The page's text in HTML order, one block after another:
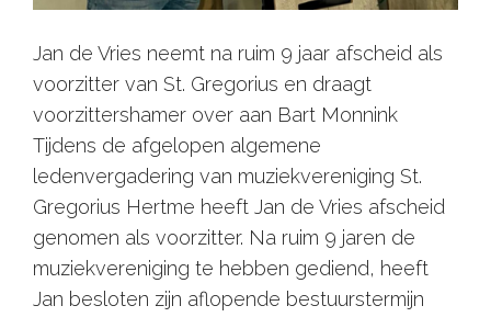
Jan de Vries neemt na ruim 9 jaar afscheid als
voorzitter van St. Gregorius en draagt
voorzittershamer over aan Bart Monnink
Tijdens de afgelopen algemene
ledenvergadering van muziekvereniging St.
Gregorius Hertme heeft Jan de Vries afscheid
genomen als voorzitter. Na ruim 9 jaren de
muziekvereniging te hebben gediend, heeft
Jan besloten zijn aflopende bestuurstermijn